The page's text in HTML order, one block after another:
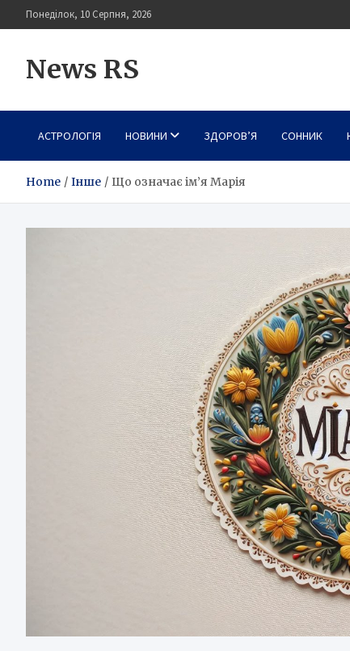
to
Понеділок, 10 Серпня, 2026
News RS
АСТРОЛОГІЯ НОВИНИ ЗДОРОВ’Я СОННИК
Home Інше Що означає ім’я Марія